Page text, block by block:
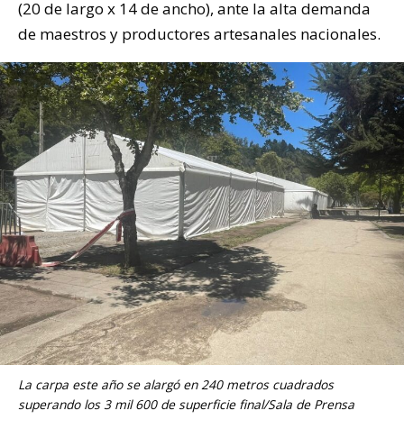
(20 de largo x 14 de ancho), ante la alta demanda
de maestros y productores artesanales nacionales.
La carpa este año se alargó en 240 metros cuadrados
superando los 3 mil 600 de superficie final/Sala de Prensa